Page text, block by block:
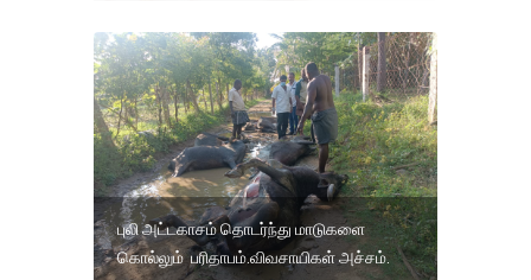
புலி அட்டகாசம் தொடர்ந்து மாடுகளை
கொல்லும் பரிதாபம்.விவசாயிகள் அச்சம்.